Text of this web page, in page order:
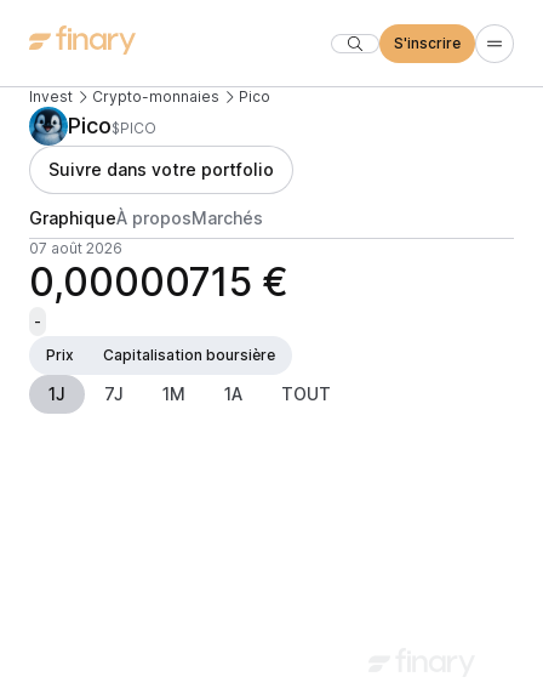
S'inscrire
Invest Crypto-monnaies Pico
Pico$PICO
Suivre dans votre portfolio
GraphiqueÀ proposMarchés
07 août 2026
0,00000715 €
-
Prix
Capitalisation boursière
1J 7J 1M 1A TOUT